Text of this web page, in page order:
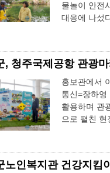
물놀이 안전
대응에 나섰
, 청주국제공항 관광
홍보관에서
통신=장하
활용하며 관
으로 펼친
노인복지관 건강지킴